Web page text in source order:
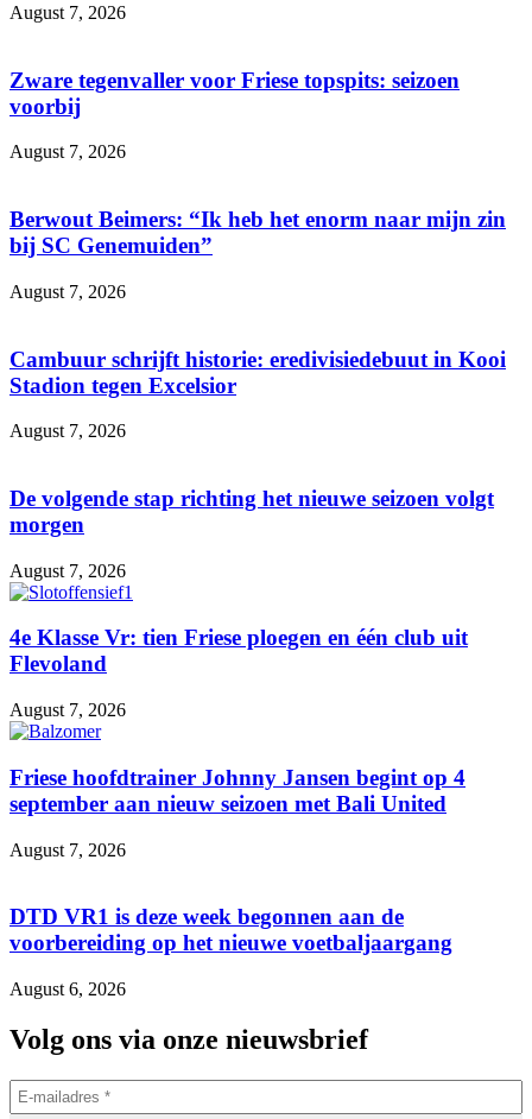
August 7, 2026
Zware tegenvaller voor Friese topspits: seizoen
voorbij
August 7, 2026
Berwout Beimers: “Ik heb het enorm naar mijn zin
bij SC Genemuiden”
August 7, 2026
Cambuur schrijft historie: eredivisiedebuut in Kooi
Stadion tegen Excelsior
August 7, 2026
De volgende stap richting het nieuwe seizoen volgt
morgen
August 7, 2026
4e Klasse Vr: tien Friese ploegen en één club uit
Flevoland
August 7, 2026
Friese hoofdtrainer Johnny Jansen begint op 4
september aan nieuw seizoen met Bali United
August 7, 2026
DTD VR1 is deze week begonnen aan de
voorbereiding op het nieuwe voetbaljaargang
August 6, 2026
Volg ons via onze nieuwsbrief